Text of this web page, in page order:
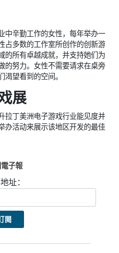
中辛勤工作的女性，每年举办一
占多数的工作室所创作的创新游
的所有卓越成就，并支持她们为
的努力。女性不需要请求在桌旁
望看到的空间。
展
拉丁美洲电子游戏行业能见度并
办活动来展示该地区开发的最佳
子報
址：